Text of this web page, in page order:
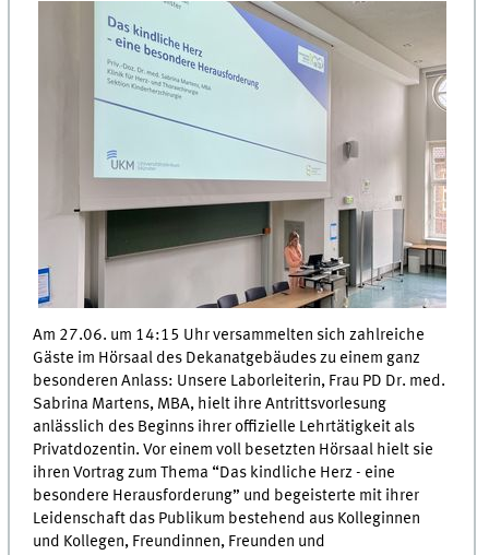
Am 27.06. um 14:15 Uhr versammelten sich zahlreiche
Gäste im Hörsaal des Dekanatgebäudes zu einem ganz
besonderen Anlass: Unsere Laborleiterin, Frau PD Dr. med.
Sabrina Martens, MBA, hielt ihre Antrittsvorlesung
anlässlich des Beginns ihrer offizielle Lehrtätigkeit als
Privatdozentin. Vor einem voll besetzten Hörsaal hielt sie
ihren Vortrag zum Thema “Das kindliche Herz - eine
besondere Herausforderung” und begeisterte mit ihrer
Leidenschaft das Publikum bestehend aus Kolleginnen
und Kollegen, Freundinnen, Freunden und